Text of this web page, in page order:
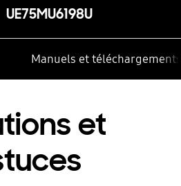
UE75MU6198U
Manuels et téléchargements
et